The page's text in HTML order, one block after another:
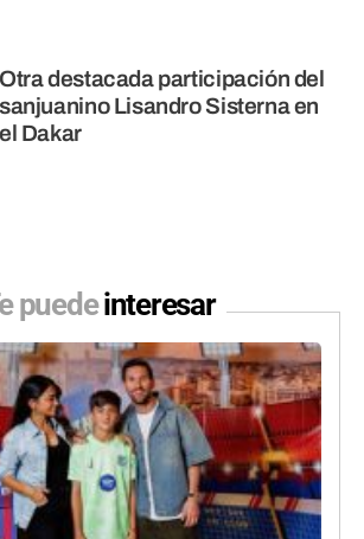
Otra destacada participación del
sanjuanino Lisandro Sisterna en
el Dakar
puedeinteresar